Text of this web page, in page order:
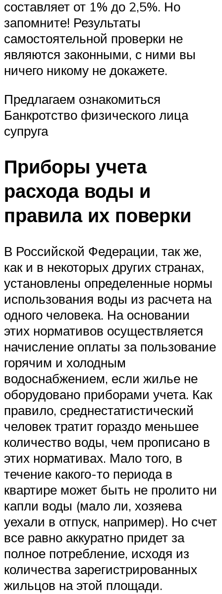
составляет от 1% до 2,5%. Но
запомните! Результаты
самостоятельной проверки не
являются законными, с ними вы
ничего никому не докажете.
Предлагаем ознакомиться
Банкротство физического лица
супруга
Приборы учета
расхода воды и
правила их поверки
В Российской Федерации, так же,
как и в некоторых других странах,
установлены определенные нормы
использования воды из расчета на
одного человека. На основании
этих нормативов осуществляется
начисление оплаты за пользование
горячим и холодным
водоснабжением, если жилье не
оборудовано приборами учета. Как
правило, среднестатистический
человек тратит гораздо меньшее
количество воды, чем прописано в
этих нормативах. Мало того, в
течение какого-то периода в
квартире может быть не пролито ни
капли воды (мало ли, хозяева
уехали в отпуск, например). Но счет
все равно аккуратно придет за
полное потребление, исходя из
количества зарегистрированных
жильцов на этой площади.